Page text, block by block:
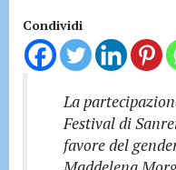
Condividi
La
Festival di
favore del